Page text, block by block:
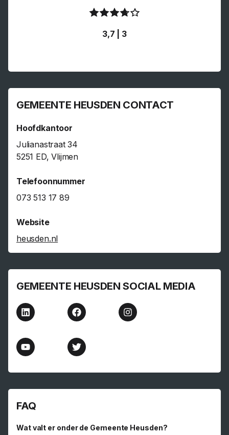
3,7 | 3
GEMEENTE HEUSDEN CONTACT
Hoofdkantoor
Julianastraat 34
5251 ED, Vlijmen
Telefoonnummer
073 513 17 89
Website
heusden.nl
GEMEENTE HEUSDEN SOCIAL MEDIA
FAQ
Wat valt er onder de Gemeente Heusden?